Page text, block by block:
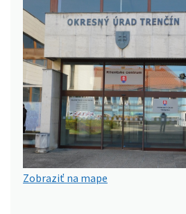
Zobraziť na mape